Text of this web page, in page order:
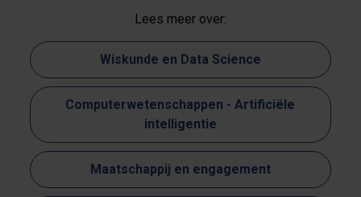
Lees meer over:
Wiskunde en Data Science
Computerwetenschappen - Artificiële
intelligentie
Maatschappij en engagement